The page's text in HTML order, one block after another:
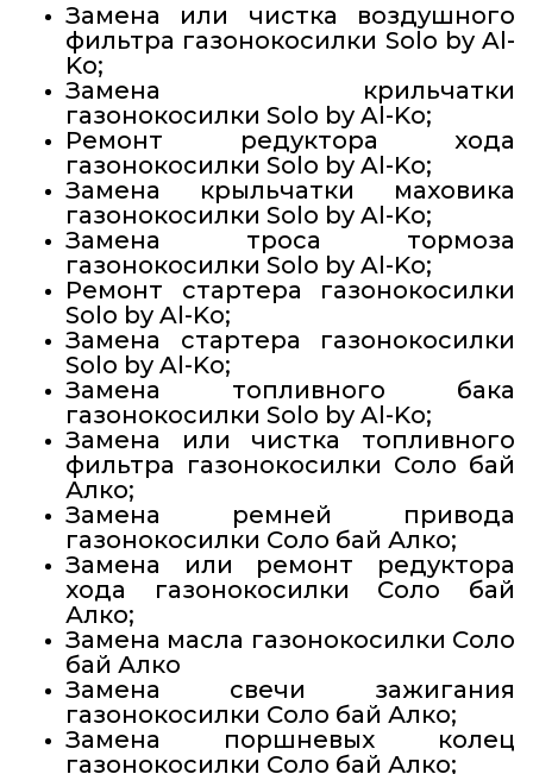
Замена или чистка воздушного
фильтра газонокосилки Solo by Al-
Ko;
Замена крильчатки
газонокосилки Solo by Al-Ko;
Ремонт редуктора хода
газонокосилки Solo by Al-Ko;
Замена крыльчатки маховика
газонокосилки Solo by Al-Ko;
Замена троса тормоза
газонокосилки Solo by Al-Ko;
Ремонт стартера газонокосилки
Solo by Al-Ko;
Замена стартера газонокосилки
Solo by Al-Ko;
Замена топливного бака
газонокосилки Solo by Al-Ko;
Замена или чистка топливного
фильтра газонокосилки Соло бай
Алко;
Замена ремней привода
газонокосилки Соло бай Алко;
Замена или ремонт редуктора
хода газонокосилки Соло бай
Алко;
Замена масла газонокосилки Соло
бай Алко
Замена свечи зажигания
газонокосилки Соло бай Алко;
Замена поршневых колец
газонокосилки Соло бай Алко;